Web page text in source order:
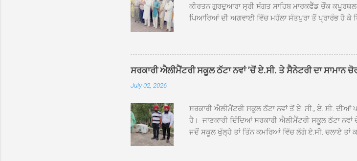
ਕੀਰਤਨ ਗੁਰਦੁਆਰਾ ਸ੍ਰੀ ਸੰਗਤ ਸਾਹਿਬ ਮਾਰਕਫੈੱਡ ਚੌਂਕ
ਪਿਆਰਿਆਂ ਦੀ ਅਗਵਾਈ ਵਿੱਚ ਮਹੱਲਾ ਸੰਤਪੁਰਾ ਤੋਂ ਪ੍ਰਾਰੰਭ ਹੋ ਕੇ
ਦਮਦਮਾ ਸਾਹਿਬ ਠੱਟਾ ਵਿਖੇ ਪਹੁੰਚਿਆ। ਨਗਰ ਕੀਰਤਨ ਦੇ
ਸੰਤ ਬਾਬਾ ਹਰਜੀਤ ਸਿੰਘ ਤੇ ਇਲਾਕੇ ਦੀਆਂ ਸੰਗਤਾਂ ਵੱਲੋਂ ਜੈਕਾਰਿਆਂ
ਦਮਦਮਾ ਸਾਹਿਬ ਠੱਟਾ ਵਿਖੇ ਨਗਰ ਕੀਰਤਨ ਦੇ ਸਮਾਪਤੀ ਦੀ
ਪ੍ਰਬੰਧਕਾਂ ਦਾ ਗੁਰਦੁਆਰਾ ਦਮਦਮਾ ਸਾਹਿਬ ਠੱਟਾ ਦੇ ਮੁੱਖ
ਸਰਕਾਰੀ ਐਲੀਮੈਂਟਰੀ ਸਕੂਲ ਠੱਟਾ ਨਵਾਂ ’ਚੋਂ ਏ.ਸੀ. ਤੇ ਸੈਨੇਟਰੀ ਦਾ ਸਾਮਾਨ
July 02, 2026
ਸਰਕਾਰੀ ਐਲੀਮੈਂਟਰੀ ਸਕੂਲ ਠੱਟਾ ਨਵਾਂ ਤੋਂ ਏ. ਸੀ., ਏ. ਸੀ. ਦੀਆਂ
ਹੈ। ਜਾਣਕਾਰੀ ਦਿੰਦਿਆਂ ਸਰਕਾਰੀ ਐਲੀਮੈਂਟਰੀ ਸਕੂਲ ਠੱਟਾ
ਜਦੋਂ ਸਕੂਲ ਖੁੱਲ੍ਹੇ ਤਾਂ ਤਿੰਨ ਕਮਰਿਆਂ ਵਿੱਚ ਲੱਗੇ ਏ.ਸੀ. ਚਲਾਏ
ਹੋਈਆਂ ਸਨ। ਉਨ੍ਹਾਂ ਦੱਸਿਆ ਕਿ ਉਹ ਛੁੱਟੀਆਂ ਦੌਰਾਨ ਵੀ ਸਕੂਲ